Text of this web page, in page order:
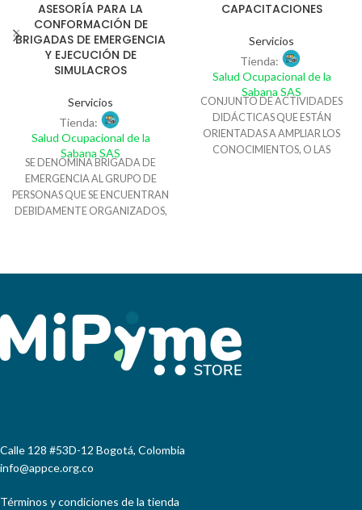
ASESORÍA PARA LA
CONFORMACIÓN DE
BRIGADAS DE EMERGENCIA
Y EJECUCIÓN DE
SIMULACROS
Servicios
Tienda:
Salud Ocupacional de la
Sabana SAS
SE DENOMINA BRIGADA DE
EMERGENCIA AL GRUPO DE
PERSONAS QUE SE ENCUENTRAN
DEBIDAMENTE ORGANIZADOS,
DE RIESGO EN EL ENTORNO
ACTUAN PARA PREVENIR,
CONTROLAR Y REACCIONAR EN
SITUACIONES DE RIESGO,
EMERGENCIA O SINIESTRO
CAPACITACIONES
Servicios
Tienda:
Salud Ocupacional de la
Sabana SAS
CONJUNTO DE ACTIVIDADES
DIDÁCTICAS QUE ESTÁN
ORIENTADAS A AMPLIAR LOS
CONOCIMIENTOS, O LAS
INICIAL AL COMITÉ DE COPASST
• RESOLUCIÓN DE CONFLICTOS
CCL • RESILIENCIA • LIDERAZGO
PARA TODOS • COMUNICACIÓN
Calle 128 #53D-12 Bogotá, Colombia
info@appce.org.co
Términos y condiciones de la tienda